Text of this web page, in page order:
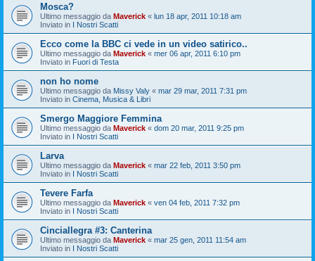
Mosca?
Ultimo messaggio da Maverick « lun 18 apr, 2011 10:18 am
Inviato in I Nostri Scatti
Ecco come la BBC ci vede in un video satirico..
Ultimo messaggio da Maverick « mer 06 apr, 2011 6:10 pm
Inviato in Fuori di Testa
non ho nome
Ultimo messaggio da Missy Valy « mar 29 mar, 2011 7:31 pm
Inviato in Cinema, Musica & Libri
Smergo Maggiore Femmina
Ultimo messaggio da Maverick « dom 20 mar, 2011 9:25 pm
Inviato in I Nostri Scatti
Larva
Ultimo messaggio da Maverick « mar 22 feb, 2011 3:50 pm
Inviato in I Nostri Scatti
Tevere Farfa
Ultimo messaggio da Maverick « ven 04 feb, 2011 7:32 pm
Inviato in I Nostri Scatti
Cinciallegra #3: Canterina
Ultimo messaggio da Maverick « mar 25 gen, 2011 11:54 am
Inviato in I Nostri Scatti